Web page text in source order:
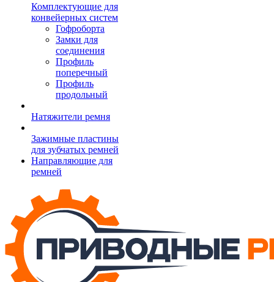
Комплектующие для
конвейерных систем
Гофроборта
Замки для
соединения
Профиль
поперечный
Профиль
продольный
Натяжители ремня
Зажимные пластины
для зубчатых ремней
Направляющие для
ремней